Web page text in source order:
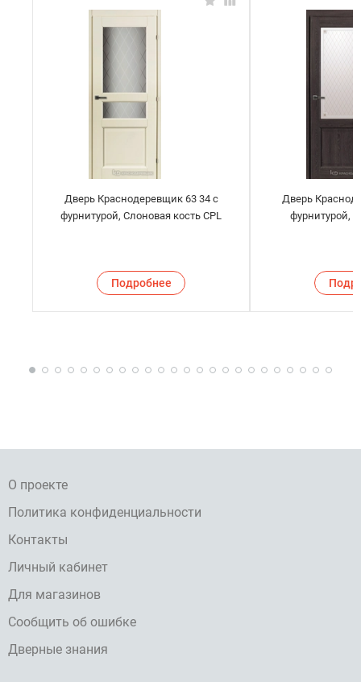
Дверь Краснодеревщик 63 34 с
фурнитурой, Слоновая кость CPL
Подробнее
Дверь
фурнитурой,
О проекте
Политика конфиденциальности
Контакты
Личный кабинет
Для магазинов
Сообщить об ошибке
Дверные знания